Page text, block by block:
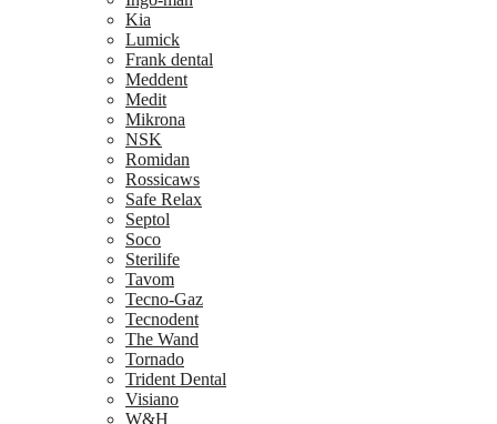
Kia
Lumick
Frank dental
Meddent
Medit
Mikrona
NSK
Romidan
Rossicaws
Safe Relax
Septol
Soco
Sterilife
Tavom
Tecno-Gaz
Tecnodent
The Wand
Tornado
Trident Dental
Visiano
W&H